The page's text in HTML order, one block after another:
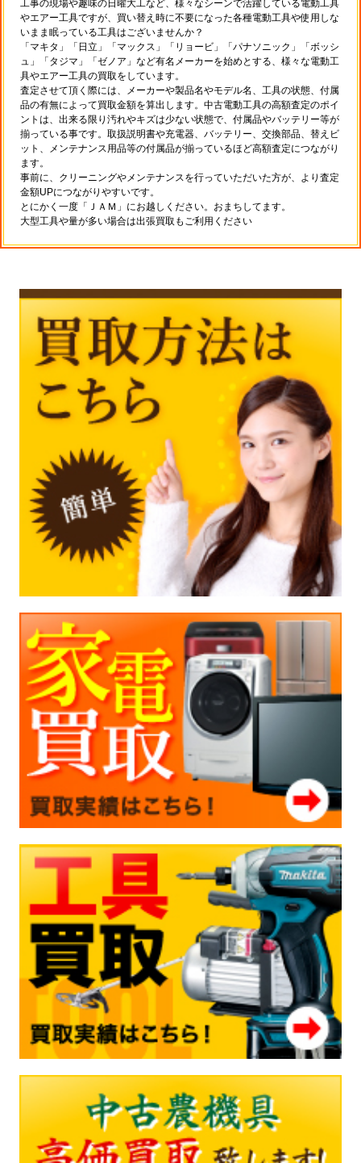
工事の現場や趣味の日曜大工など、様々なシーンで活躍している電動工具
やエアー工具ですが、買い替え時に不要になった各種電動工具や使用しな
いまま眠っている工具はございませんか？
「マキタ」「日立」「マックス」「リョービ」「パナソニック」「ボッシ
ュ」「タジマ」「ゼノア」など有名メーカーを始めとする、様々な電動工
具やエアー工具の買取をしています。
査定させて頂く際には、メーカーや製品名やモデル名、工具の状態、付属
品の有無によって買取金額を算出します。中古電動工具の高額査定のポイ
ントは、出来る限り汚れやキズは少ない状態で、付属品やバッテリー等が
揃っている事です。取扱説明書や充電器、バッテリー、交換部品、替えビ
ット、メンテナンス用品等の付属品が揃っているほど高額査定につながり
ます。
事前に、クリーニングやメンテナンスを行っていただいた方が、より査定
金額UPにつながりやすいです。
とにかく一度「ＪＡＭ」にお越しください。おまちしてます。
大型工具や量が多い場合は出張買取もご利用ください